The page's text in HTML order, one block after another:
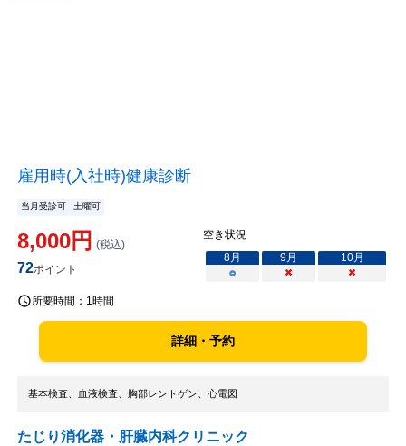
雇用時(入社時)健康診断
当月受診可 土曜可
8,000円 (税込)
72ポイント
空き状況
8月 9月 10月
○
× ×
所要時間： 1時間
詳細・予約
基本検査、血液検査、胸部レントゲン、心電図
たじり消化器・肝臓内科クリニック